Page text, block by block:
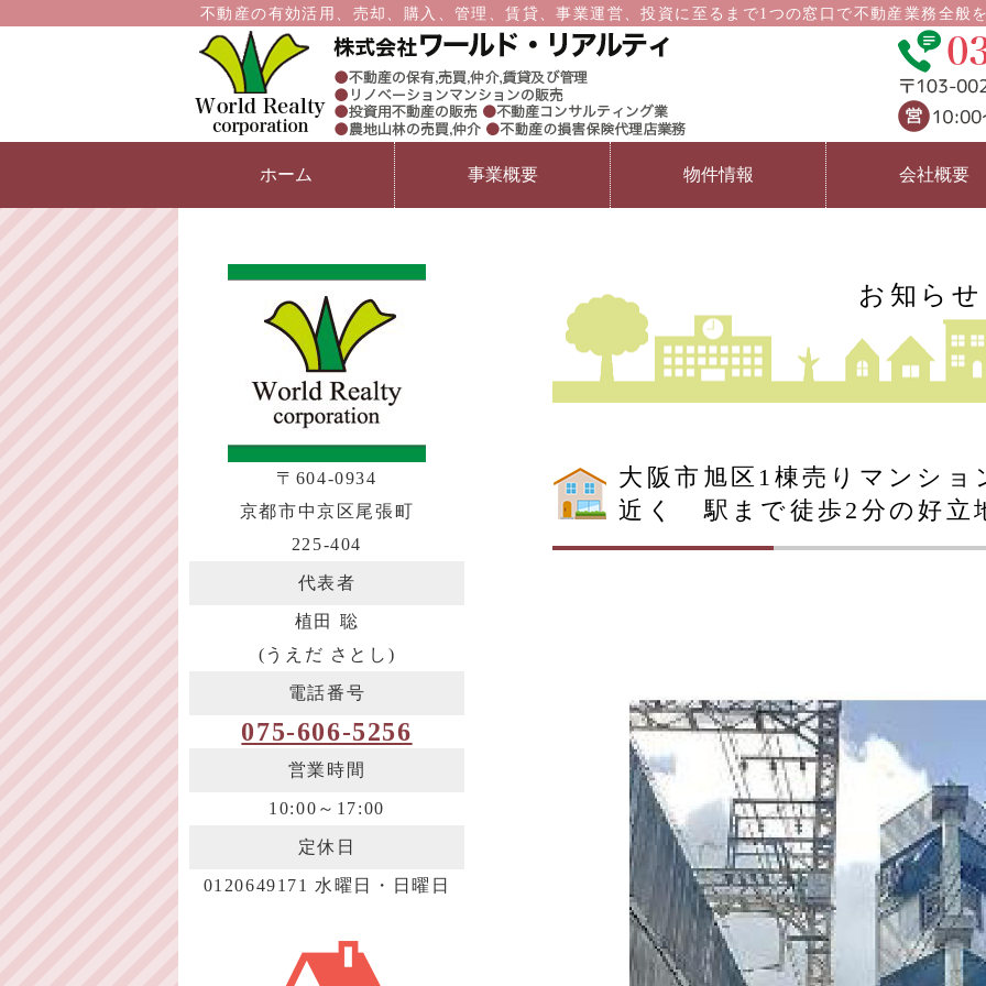
東京都中央区の
不動産の有効活用、売却、購入、管理、賃貸、事業運営、投資に至るまで1つの窓口で不動産業務全般
ホーム 事業概要 物件情報 会社概要
お知らせ
大阪市旭区1棟売りマンシ
近く 駅まで徒歩2分の好立
〒604-0934
京都市中京区尾張町
225-404
代表者
植田 聡
(うえだ さとし)
電話番号
075-606-5256
営業時間
10:00～17:00
定休日
0120649171 水曜日・日曜日